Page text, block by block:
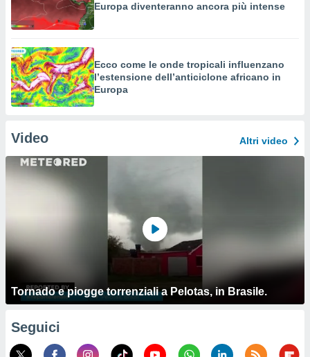
Europa diventeranno ancora più intense
Ecco come le onde tropicali influenzano
l’estensione dell’anticiclone africano in
Europa
Video Altri video
Tornado e piogge torrenziali a Pelotas, in Brasile.
Seguici